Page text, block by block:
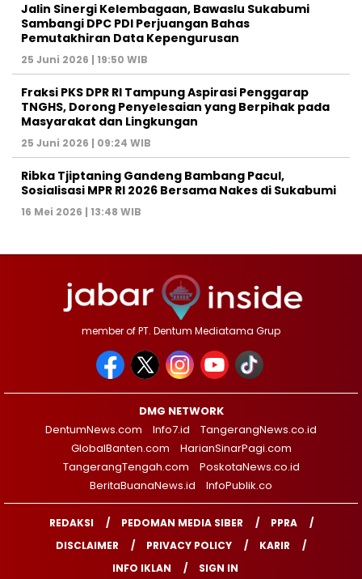
Jalin Sinergi Kelembagaan, Bawaslu Sukabumi
Sambangi DPC PDI Perjuangan Bahas
Pemutakhiran Data Kepengurusan
25 Juni 2026 | 19:50 WIB
‎Fraksi PKS DPR RI Tampung Aspirasi Penggarap
TNGHS, Dorong Penyelesaian yang Berpihak pada
Masyarakat dan Lingkungan‎
25 Juni 2026 | 09:24 WIB
Ribka Tjiptaning Gandeng Bambang Pacul,
Sosialisasi MPR RI 2026 Bersama Nakes di Sukabumi
16 Mei 2026 | 13:48 WIB
member of PT. Dentum Mediatama Grup
DMG NETWORK
DentumNews.com
Info7.id
TangerangNews.co.id
GlobalBanten.com
HarianSinarPagi.com
TangerangTengah.com
PoskotaNews.co.id
BeritaBuanaNews.id
InfoPublik.co
REDAKSI PEDOMAN MEDIA SIBER
PPRA
DISCLAIMER
PRIVACY POLICY
KARIR
INFO IKLAN
SIGN IN